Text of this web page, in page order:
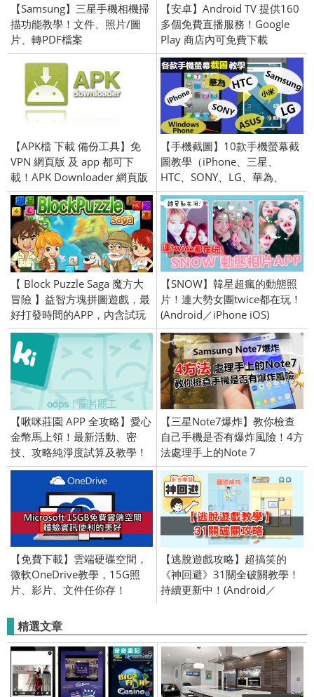
【Samsung】三星手機相機掃
描功能教學！文件、照片/圖
片、轉PDF檔案
【安卓】Android TV 提供160
多個免費直播服務！Google
Play 商店內可免費下載
XUMO！
【APK檔 下載 備份工具】免
VPN 網頁版 及 app 都可下
載！APK Downloader 網頁版
／APK 抽取-App Extraction
【手機截圖】10款手機螢幕截
圖教學（iPhone、三星、
HTC、SONY、LG、華為、
ASUS、小米、Windows
Phone）
【 Block Puzzle Saga 魔方大
冒險 】益智方塊拼圖遊戲，最
好打發時間的APP，內含試玩
影片！免費遊戲下載
(Android/iPhone iOS)
【SNOW】韓星超瘋的動態照
片！連大勢女團twice都在玩！
(Android／iPhone iOS)
【啾咪莊園 APP 全攻略】愛心
金幣馬上領！最新活動、密
技、攻略純淨度試算及教學！
(Android／iOS)
【三星Note7爆炸】教你檢查
自己手機是否有爆炸風險！4方
法處理手上的Note 7
【免費下載】雲端硬碟空間，
微軟OneDrive教學，15G照
片、影片、文件任你存！
【逃脫遊戲攻略】超搞笑的
《神回避》31關全破關教學！
持續更新中！(Android／
精選文章